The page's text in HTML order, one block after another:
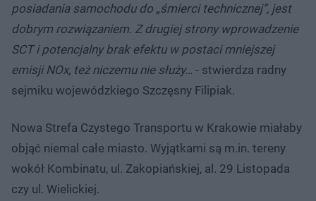
posiadania samochodu do „śmierci technicznej”, jest
dobrym rozwiązaniem. Z drugiej strony wprowadzenie
SCT i potencjalny brak efektu w postaci mniejszej
emisji NOx, też niczemu nie służy… - stwierdza radny
sejmiku wojewódzkiego Szczęsny Filipiak.
Nowa Strefa Czystego Transportu w Krakowie miałaby
objąć niemal całe miasto. Wyjątkami są m.in. tereny
wokół Kombinatu, ul. Zakopiańskiej, al. 29 Listopada
czy ul. Wielickiej.